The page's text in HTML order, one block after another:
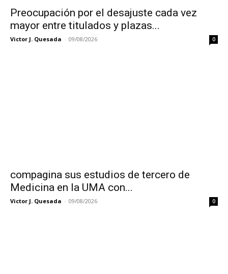
Preocupación por el desajuste cada vez
mayor entre titulados y plazas...
Victor J. Quesada - 09/08/2026 0
compagina sus estudios de tercero de
Medicina en la UMA con...
Victor J. Quesada - 09/08/2026 0